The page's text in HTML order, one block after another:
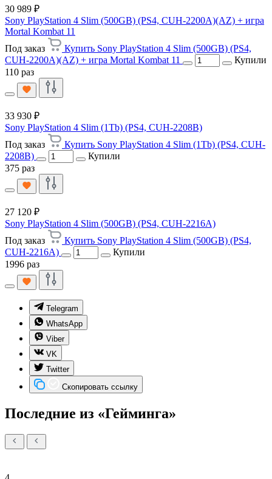
30 989 ₽
Sony PlayStation 4 Slim (500GB) (PS4, CUH-2200A)(AZ) + игра
Mortal Kombat 11
Под заказ
Купить Sony PlayStation 4 Slim (500GB) (PS4,
CUH-2200A)(AZ) + игра Mortal Kombat 11
Купили
110 раз
33 930 ₽
Sony PlayStation 4 Slim (1Tb) (PS4, CUH-2208B)
Под заказ
Купить Sony PlayStation 4 Slim (1Tb) (PS4, CUH-
2208B)
Купили
375 раз
27 120 ₽
Sony PlayStation 4 Slim (500GB) (PS4, CUH-2216A)
Под заказ
Купить Sony PlayStation 4 Slim (500GB) (PS4,
CUH-2216A)
Купили
1996 раз
Telegram
WhatsApp
Viber
VK
Twitter
Скопировать ссылку
Последние из «Гейминга»